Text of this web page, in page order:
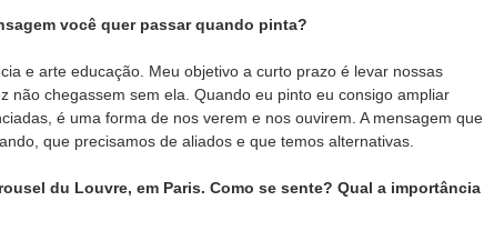
você quer passar quando pinta?
e arte educação. Meu objetivo a curto prazo é levar nossas
não chegassem sem ela. Quando eu pinto eu consigo ampliar
é uma forma de nos verem e nos ouvirem. A mensagem que
que precisamos de aliados e que temos alternativas.
du Louvre, em Paris. Como se sente? Qual a importância